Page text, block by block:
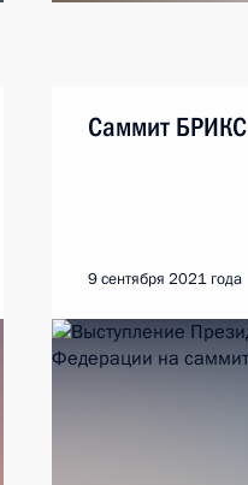
Саммит БРИКС
9 сентября 2021 года